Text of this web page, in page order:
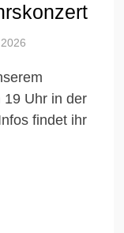
Uhr in der
findet ihr